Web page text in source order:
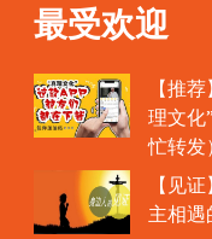
最受欢迎
【推
理文化
忙转发）
【见
主相遇